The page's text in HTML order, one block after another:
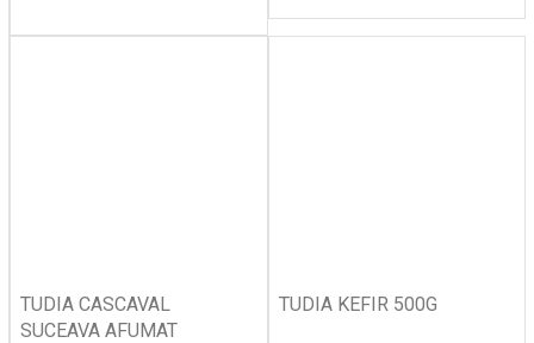
TUDIA CASCAVAL
SUCEAVA AFUMAT
TUDIA KEFIR 500G